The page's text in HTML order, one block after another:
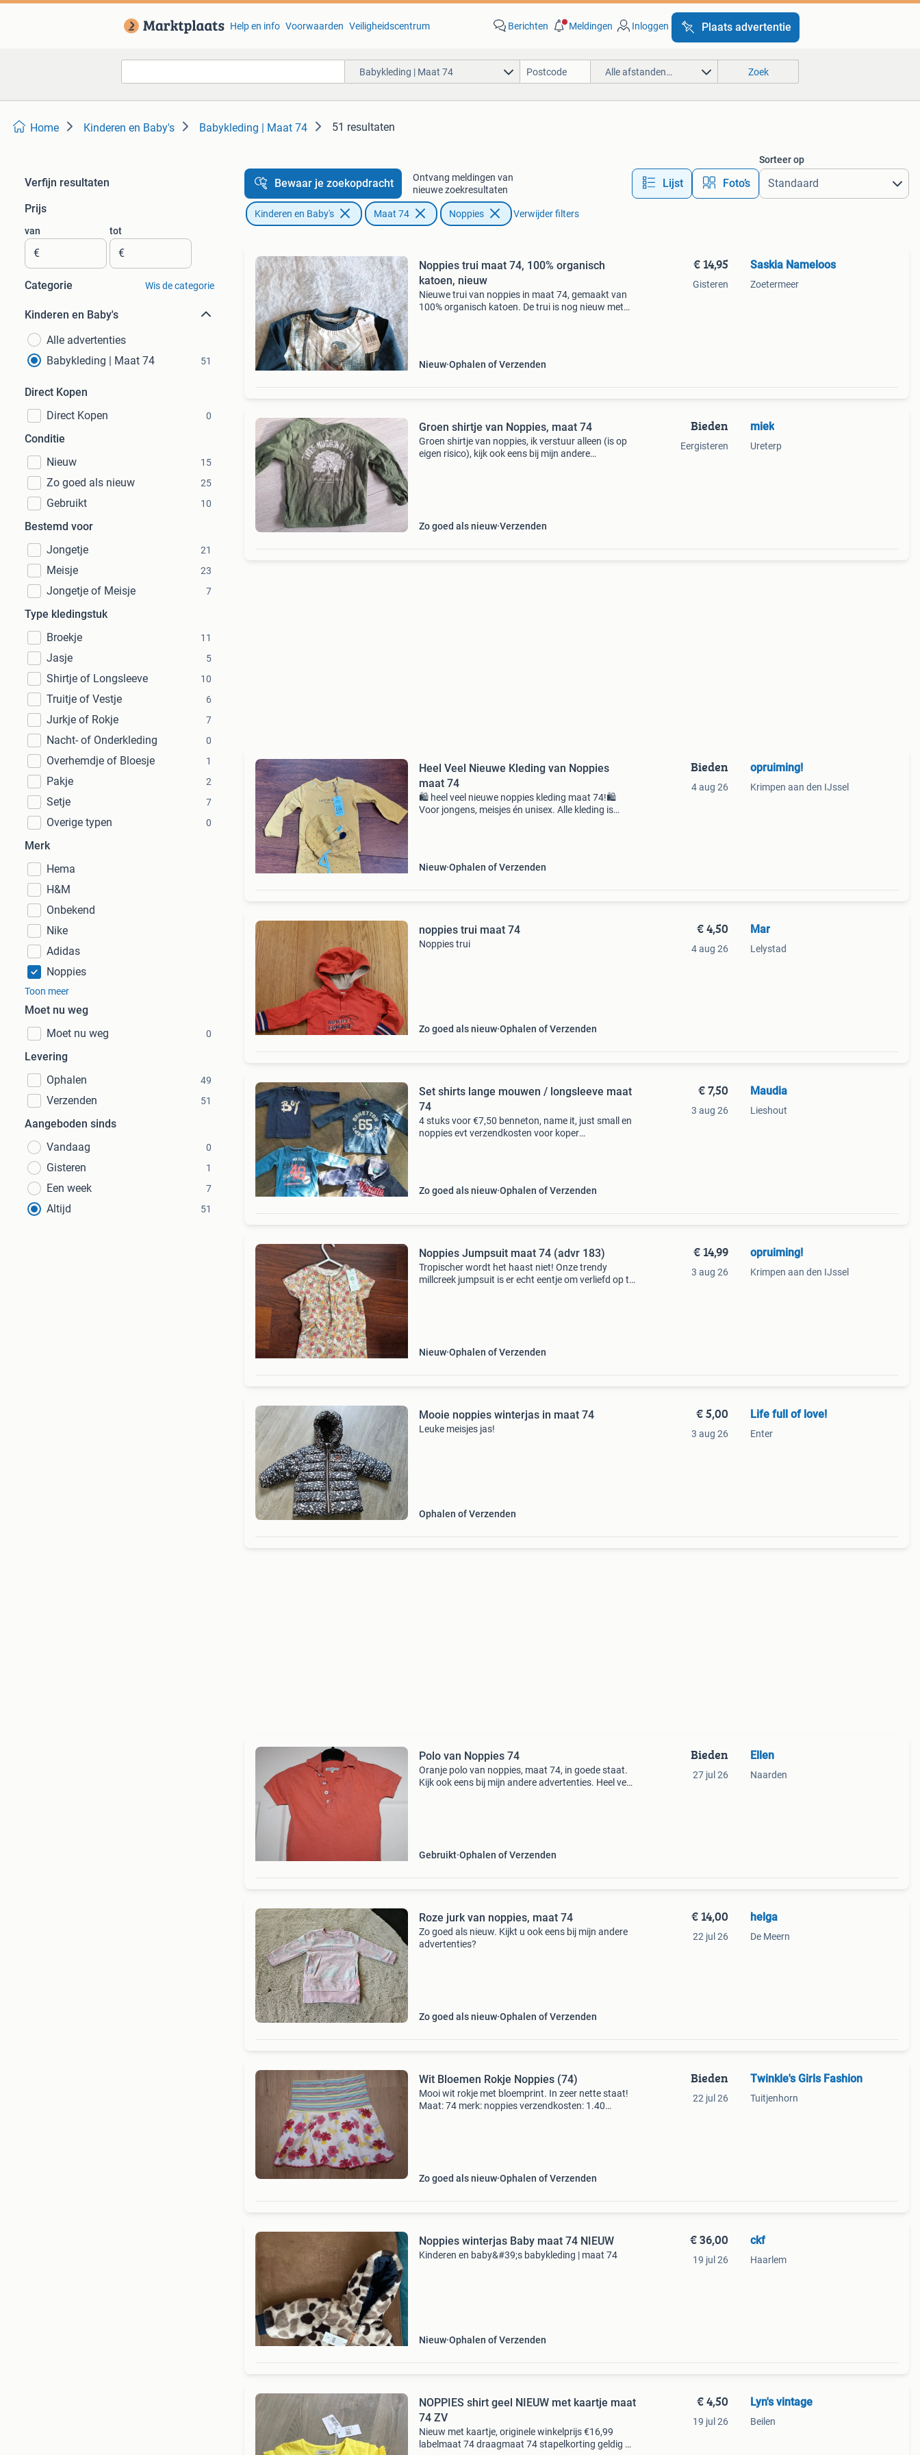
Help en info Voorwaarden Veiligheidscentrum Berichten Meldingen Inloggen Plaats advertentie
Babykleding | Maat 74 Alle afstanden… Zoek
Home Kinderen en Baby's Babykleding | Maat 74 51 resultaten
Verfijn resultaten
Prijs
van
€
tot
€
Categorie Wis de categorie
Kinderen en Baby's
Alle advertenties
Babykleding | Maat 74
51
Direct Kopen
Direct Kopen
0
Conditie
Nieuw
15
Zo goed als nieuw 25
Gebruikt 10
Bestemd voor
Jongetje
21
Meisje 23
Jongetje of Meisje 7
Type kledingstuk
Broekje
11
Jasje 5
Shirtje of Longsleeve 10
Truitje of Vestje 6
Jurkje of Rokje 7
Nacht- of Onderkleding 0
Overhemdje of Bloesje 1
Pakje 2
Setje 7
Overige typen 0
Merk
Hema
H&M
Onbekend
Nike
Adidas
Noppies
Toon meer
Moet nu weg
Moet nu weg
0
Levering
Ophalen
49
Verzenden 51
Aangeboden sinds
Vandaag
0
Gisteren 1
Een week 7
Altijd 51
Bewaar je zoekopdracht
Ontvang meldingen van
nieuwe zoekresultaten
Lijst Foto’s
Sorteer op
Kinderen en Baby's Maat 74 Noppies Verwijder filters
Noppies trui maat 74, 100% organisch
katoen, nieuw
Nieuwe trui van noppies in maat 74, gemaakt van
100% organisch katoen. De trui is nog nieuw met
Nieuw Ophalen of Verzenden
€ 14,95
Gisteren
Saskia Nameloos
Zoetermeer
Groen shirtje van Noppies, maat 74
Groen shirtje van noppies, ik verstuur alleen (is op
eigen risico), kijk ook eens bij mijn andere
Zo goed als nieuw Verzenden
Bieden
Eergisteren
miek
Ureterp
Heel Veel Nieuwe Kleding van Noppies
maat 74
🛍️ heel veel nieuwe noppies kleding maat 74!🛍️
Voor jongens, meisjes én unisex. Alle kleding is
Nieuw Ophalen of Verzenden
Bieden
4 aug 26
opruiming!
Krimpen aan den IJssel
noppies trui maat 74
Noppies trui
Zo goed als nieuw Ophalen of Verzenden
€ 4,50
4 aug 26
Mar
Lelystad
Set shirts lange mouwen / longsleeve maat
74
4 stuks voor €7,50 benneton, name it, just small en
noppies evt verzendkosten voor koper
Zo goed als nieuw Ophalen of Verzenden
€ 7,50
3 aug 26
Maudia
Lieshout
Noppies Jumpsuit maat 74 (advr 183)
Tropischer wordt het haast niet! Onze trendy
millcreek jumpsuit is er echt eentje om verliefd op te
Nieuw Ophalen of Verzenden
€ 14,99
3 aug 26
opruiming!
Krimpen aan den IJssel
Mooie noppies winterjas in maat 74
Leuke meisjes jas!
Ophalen of Verzenden
€ 5,00
3 aug 26
Life full of love!
Enter
Polo van Noppies 74
Oranje polo van noppies, maat 74, in goede staat.
Kijk ook eens bij mijn andere advertenties. Heel veel
Gebruikt Ophalen of Verzenden
Bieden
27 jul 26
Ellen
Naarden
Roze jurk van noppies, maat 74
Zo goed als nieuw. Kijkt u ook eens bij mijn andere
advertenties?
Zo goed als nieuw Ophalen of Verzenden
€ 14,00
22 jul 26
helga
De Meern
Wit Bloemen Rokje Noppies (74)
Mooi wit rokje met bloemprint. In zeer nette staat!
Maat: 74 merk: noppies verzendkosten: 1.40
Zo goed als nieuw Ophalen of Verzenden
Bieden
22 jul 26
Twinkle's Girls Fashion
Tuitjenhorn
Noppies winterjas Baby maat 74 NIEUW
Kinderen en baby&#39;s babykleding | maat 74
Nieuw Ophalen of Verzenden
€ 36,00
19 jul 26
ckf
Haarlem
NOPPIES shirt geel NIEUW met kaartje maat
74 ZV
Nieuw met kaartje, originele winkelprijs €16,99
labelmaat 74 draagmaat 74 stapelkorting geldig op
€ 4,50
19 jul 26
Lyn's vintage
Beilen